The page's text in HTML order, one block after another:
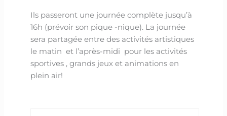
Ils passeront une journée complète jusqu’à
16h (prévoir son pique -nique). La journée
sera partagée entre des activités artistiques
le matin et l’après-midi pour les activités
sportives , grands jeux et animations en
plein air!